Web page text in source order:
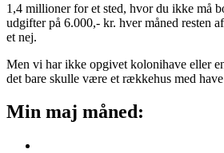
1,4 millioner for et sted, hvor du ikke må
udgifter på 6.000,- kr. hver måned resten
et nej.
Men vi har ikke opgivet kolonihave eller
det bare skulle være et rækkehus med
Min maj måned: